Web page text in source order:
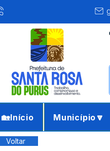
🏡Início Município🔽
Voltar